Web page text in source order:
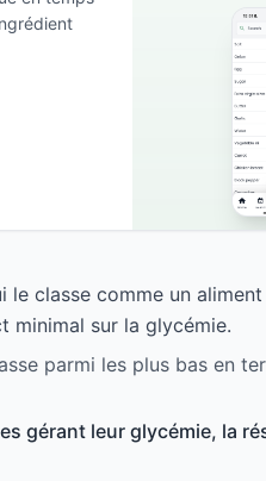
classe comme un aliment
minimal sur la glycémie.
parmi les plus bas en
gérant leur glycémie, la